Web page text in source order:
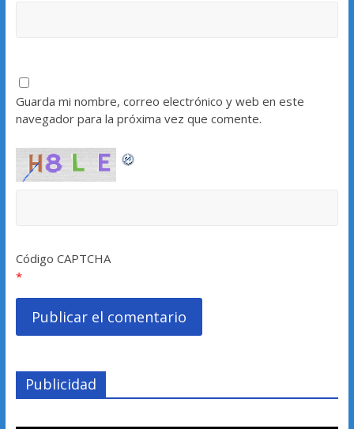
Guarda mi nombre, correo electrónico y web en este
navegador para la próxima vez que comente.
Código CAPTCHA
*
Publicidad